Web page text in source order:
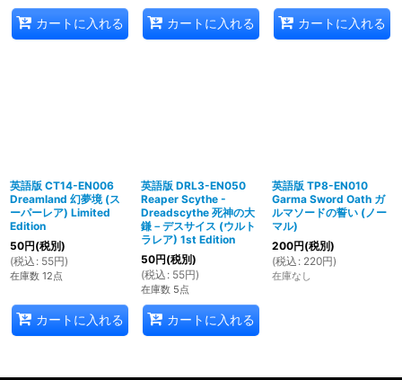
カートに入れる カートに入れる カートに入れる
英語版 CT14-EN006
Dreamland 幻夢境 (ス
ーパーレア) Limited
Edition
50円(税別)
(税込 : 55円)
在庫数 12点
カートに入れる
英語版 DRL3-EN050
Reaper Scythe -
Dreadscythe 死神の大
鎌－デスサイス (ウルト
ラレア) 1st Edition
50円(税別)
(税込 : 55円)
在庫数 5点
カートに入れる
英語版 TP8-EN010
Garma Sword Oath ガ
ルマソードの誓い (ノー
マル)
200円(税別)
(税込 : 220円)
在庫なし